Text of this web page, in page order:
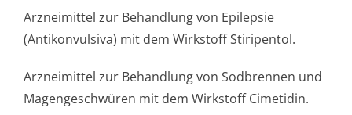
Arzneimittel zur Behandlung von Epilepsie
(Antikonvulsiva) mit dem Wirkstoff Stiripentol.
Arzneimittel zur Behandlung von Sodbrennen und
Magengeschwüren mit dem Wirkstoff Cimetidin.